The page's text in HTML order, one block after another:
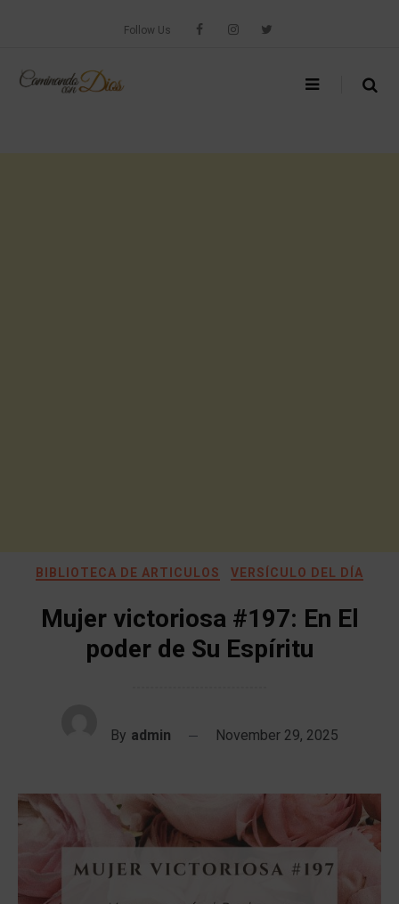
Follow Us
BIBLIOTECA DE ARTICULOS VERSÍCULO DEL DÍA
Mujer victoriosa #197: En El
poder de Su Espíritu
By admin November 29, 2025